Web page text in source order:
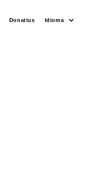
Donatius Idioma